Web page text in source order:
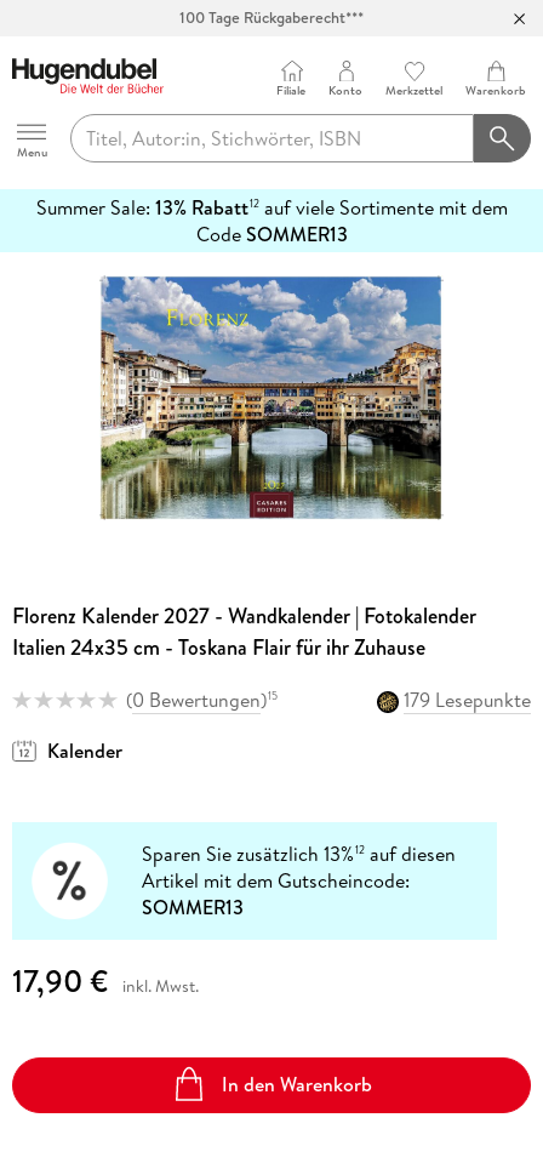
100 Tage Rückgaberecht***
Hugendubel
Menu
Filiale Konto Merkzettel Warenkorb
Summer Sale: 13% Rabatt12auf viele Sortimente mit dem
CodeSOMMER13
erfahren
Florenz Kalender 2027 - Wandkalender | Fotokalender
Italien 24x35 cm - Toskana Flair für ihr Zuhause
(0 Bewertungen)15
179 Lesepunkte
Kalender
Sparen Sie zusätzlich 13%12 auf diesen
Artikel mit dem Gutscheincode:
SOMMER13
17,90 € inkl. Mwst.
In den Warenkorb